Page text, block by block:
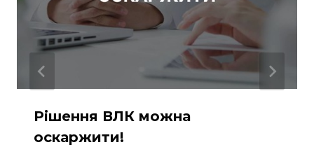
Рішення ВЛК можна
оскаржити!